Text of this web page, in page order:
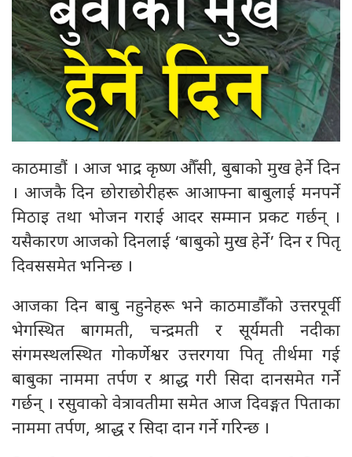
काठमाडौं । आज भाद्र कृष्ण औँसी, बुबाको मुख हेर्ने दिन
। आजकै दिन छोराछोरीहरू आआफ्ना बाबुलाई मनपर्ने
मिठाइ तथा भोजन गराई आदर सम्मान प्रकट गर्छन् ।
यसैकारण आजको दिनलाई ‘बाबुको मुख हेर्ने’ दिन र पितृ
दिवससमेत भनिन्छ ।
आजका दिन बाबु नहुनेहरू भने काठमाडौँको उत्तरपूर्वी
भेगस्थित बागमती, चन्द्रमती र सूर्यमती नदीका
संगमस्थलस्थित गोकर्णेश्वर उत्तरगया पितृ तीर्थमा गई
बाबुका नाममा तर्पण र श्राद्ध गरी सिदा दानसमेत गर्ने
गर्छन् । रसुवाको वेत्रावतीमा समेत आज दिवङ्गत पिताका
नाममा तर्पण, श्राद्ध र सिदा दान गर्ने गरिन्छ ।